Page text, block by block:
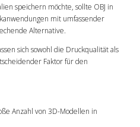
speichern möchte, sollte OBJ in
mit umfassender
Alternative.
sich sowohl die Druckqualität als
Faktor für den
Anzahl von 3D-Modellen in